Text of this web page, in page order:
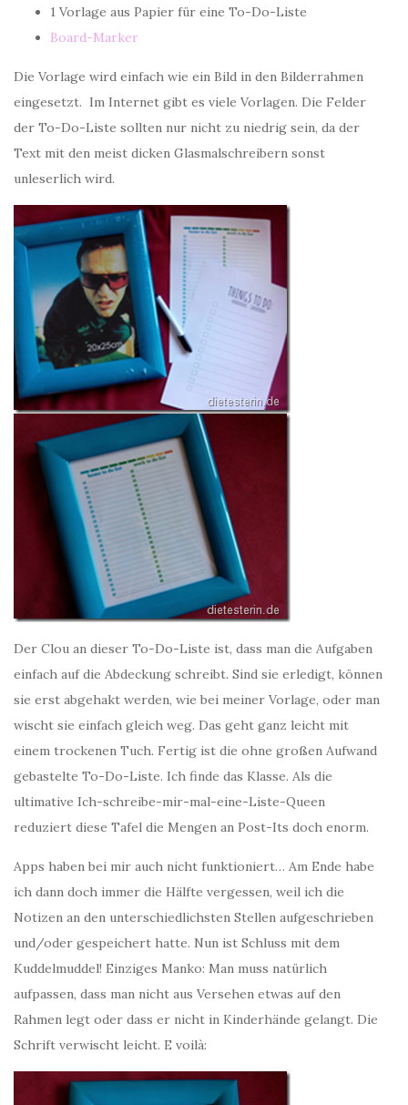
1 Vorlage aus Papier für eine To-Do-Liste
Board-Marker
Die Vorlage wird einfach wie ein Bild in den Bilderrahmen
eingesetzt. Im Internet gibt es viele Vorlagen. Die Felder
der To-Do-Liste sollten nur nicht zu niedrig sein, da der
Text mit den meist dicken Glasmalschreibern sonst
unleserlich wird.
Der Clou an dieser To-Do-Liste ist, dass man die Aufgaben
einfach auf die Abdeckung schreibt. Sind sie erledigt, können
sie erst abgehakt werden, wie bei meiner Vorlage, oder man
wischt sie einfach gleich weg. Das geht ganz leicht mit
einem trockenen Tuch. Fertig ist die ohne großen Aufwand
gebastelte To-Do-Liste. Ich finde das Klasse. Als die
ultimative Ich-schreibe-mir-mal-eine-Liste-Queen
reduziert diese Tafel die Mengen an Post-Its doch enorm.
Apps haben bei mir auch nicht funktioniert… Am Ende habe
ich dann doch immer die Hälfte vergessen, weil ich die
Notizen an den unterschiedlichsten Stellen aufgeschrieben
und/oder gespeichert hatte. Nun ist Schluss mit dem
Kuddelmuddel! Einziges Manko: Man muss natürlich
aufpassen, dass man nicht aus Versehen etwas auf den
Rahmen legt oder dass er nicht in Kinderhände gelangt. Die
Schrift verwischt leicht. E voilà: